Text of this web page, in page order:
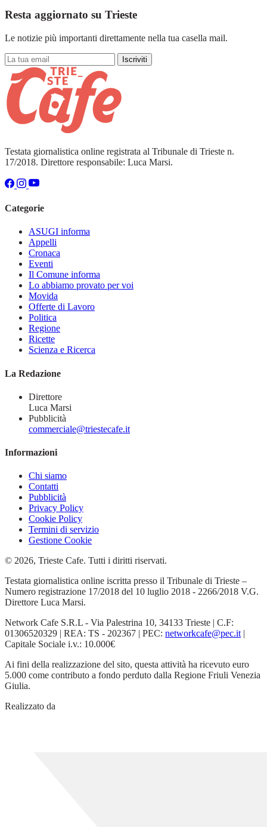
Resta aggiornato su Trieste
Le notizie più importanti direttamente nella tua casella mail.
Iscriviti
Testata giornalistica online registrata al Tribunale di Trieste n.
17/2018. Direttore responsabile: Luca Marsi.
Categorie
ASUGI informa
Appelli
Cronaca
Eventi
Il Comune informa
Lo abbiamo provato per voi
Movida
Offerte di Lavoro
Politica
Regione
Ricette
Scienza e Ricerca
La Redazione
Direttore
Luca Marsi
Pubblicità
commerciale@triestecafe.it
Informazioni
Chi siamo
Contatti
Pubblicità
Privacy Policy
Cookie Policy
Termini di servizio
Gestione Cookie
© 2026, Trieste Cafe. Tutti i diritti riservati.
Testata giornalistica online iscritta presso il Tribunale di Trieste –
Numero registrazione 17/2018 del 10 luglio 2018 - 2266/2018 V.G.
Direttore Luca Marsi.
Network Cafe S.R.L - Via Palestrina 10, 34133 Trieste | C.F:
01306520329 | REA: TS - 202367 | PEC: networkcafe@pec.it|
Capitale Sociale i.v.: 10.000€
Ai fini della realizzazione del sito, questa attività ha ricevuto euro
5.000 come contributo a fondo perduto dalla Regione Friuli Venezia
Giulia.
Realizzato da